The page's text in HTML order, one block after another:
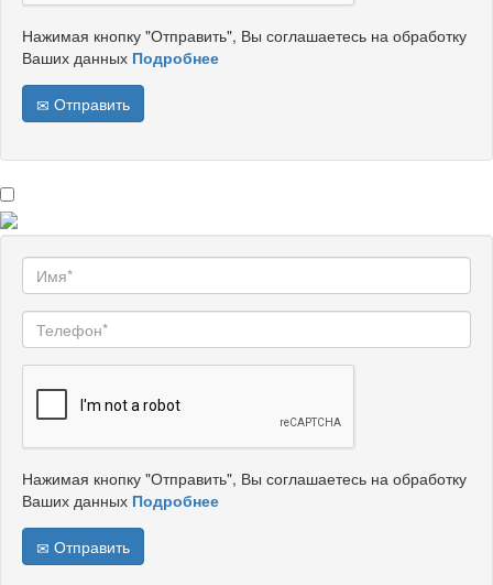
Нажимая кнопку "Отправить", Вы соглашаетесь на обработку
Ваших данных Подробнее
Отправить
Нажимая кнопку "Отправить", Вы соглашаетесь на обработку
Ваших данных Подробнее
Отправить